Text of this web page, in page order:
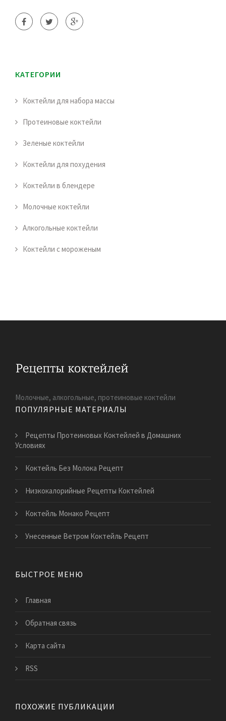
КАТЕГОРИИ
Коктейли для набора массы
Протеиновые коктейли
Зеленые коктейли
Коктейли для похудения
Коктейли в блендере
Молочные коктейли
Алкогольные коктейли
Коктейли с мороженым
Молочные, алкогольные, протеиновые коктейли
ПОПУЛЯРНЫЕ МАТЕРИАЛЫ
Рецепты Протеиновых Коктейлей в Домашних
Условиях
Коктейль Без Молока Рецепт
Низкокалорийные Рецепты Коктейлей
Коктейль Монако Рецепт
Унесенные Ветром Коктейль Рецепт
БЫСТРОЕ МЕНЮ
Главная
Обратная связь
Карта сайта
RSS
ПОХОЖИЕ ПУБЛИКАЦИИ